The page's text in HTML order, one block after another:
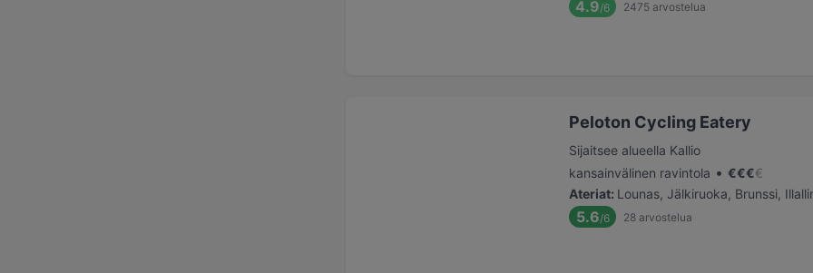
4.9/6 2475 arvostelua
Peloton Cycling Eatery
Sijaitsee alueella Kallio
kansainvälinen ravintola • €€€€
Ateriat: Lounas, Jälkiruoka, Brunssi,
5.6/6 28 arvostelua